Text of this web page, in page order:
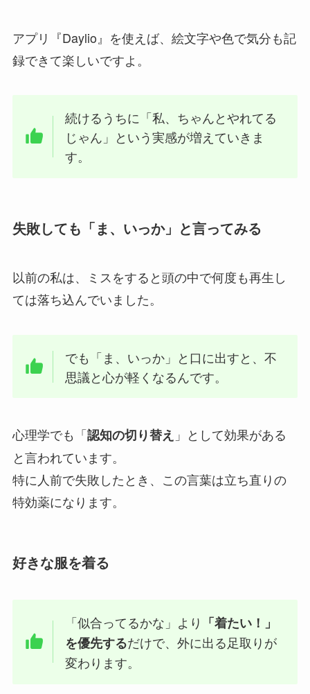
アプリ『Daylio』を使えば、絵文字や色で気分も記
録できて楽しいですよ。
続けるうちに「私、ちゃんとやれてる
じゃん」という実感が増えていきま
す。
失敗しても「ま、いっか」と言ってみる
以前の私は、ミスをすると頭の中で何度も再生し
ては落ち込んでいました。
でも「ま、いっか」と口に出すと、不
思議と心が軽くなるんです。
心理学でも「認知の切り替え 」として効果がある
と言われています。
特に人前で失敗したとき、この言葉は立ち直りの
特効薬になります。
好きな服を着る
「似合ってるかな」より 「着たい！」
を優先するだけで、外に出る足取りが
変わります。